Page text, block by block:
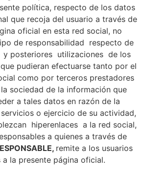
política, respecto de los datos
que recoja del usuario a través de
oficial en esta red social, no
de responsabilidad respecto de
y posteriores utilizaciones de los
pudieran efectuarse tanto por el
como por terceros prestadores
sociedad de la información que
a tales datos en razón de la
o ejercicio de su actividad,
hiperenlaces a la red social,
a quienes a través de
remite a los usuarios
a la presente página oficial.